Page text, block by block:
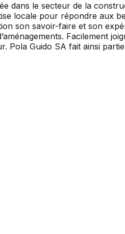
dans le secteur de la
locale pour répondre aux
son savoir-faire et son
Facilement
Pola Guido SA fait ainsi